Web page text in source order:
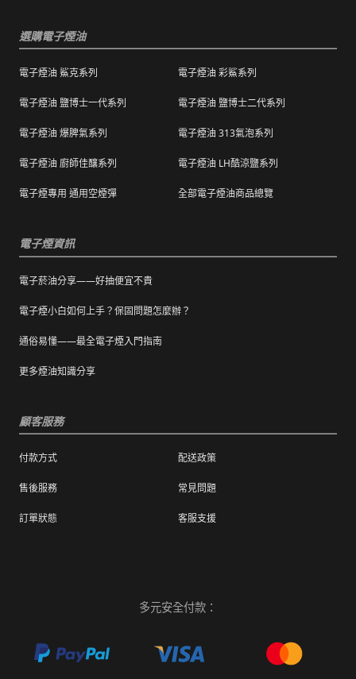
統更新時間，會有所出入）
海外運送：
海外顧客如需訂購，請聯絡客服中心協助海外
裝上黏貼紙張或書寫文字。
購買之商品若符合促銷活動（ 如滿減、免運等
本站商品屬於食品類，基於安全衛生考量，除
有非人為造成的破壞、損毀或不完整的商品瑕
選購電子煙油
電子煙油 鯊克系列 電子煙油 彩鯊系列
電子煙油 鹽博士一代系列 電子煙油 鹽博士二代系列
電子煙油 爆脾氣系列 電子煙油 313氣泡系列
電子煙油 廚師佳釀系列 電子煙油 LH酷涼鹽系列
電子煙專用 通用空煙彈 全部電子煙油商品總覽
電子煙資訊
電子菸油分享——好抽便宜不貴
電子煙小白如何上手？保固問題怎麼辦？
通俗易懂——最全電子煙入門指南
更多煙油知識分享
顧客服務
付款方式 配送政策
售後服務 常見問題
訂單狀態 客服支援
多元安全付款：